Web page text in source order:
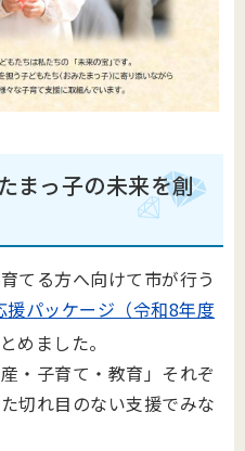
まっ子の未来を創
てる方へ向けて市が行う
援パッケージ（令和8年度
めました。
・子育て・教育」それぞ
切れ目のない支援でみな